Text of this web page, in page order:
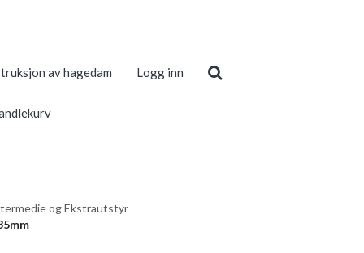
av hagedam Logg inn
og Ekstrautstyr